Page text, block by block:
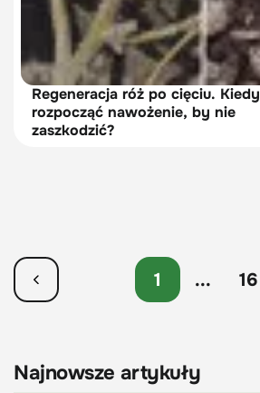
Regeneracja róż po cięciu. Kiedy
rozpocząć nawożenie, by nie
zaszkodzić?
1 ... 16
Najnowsze artykuły